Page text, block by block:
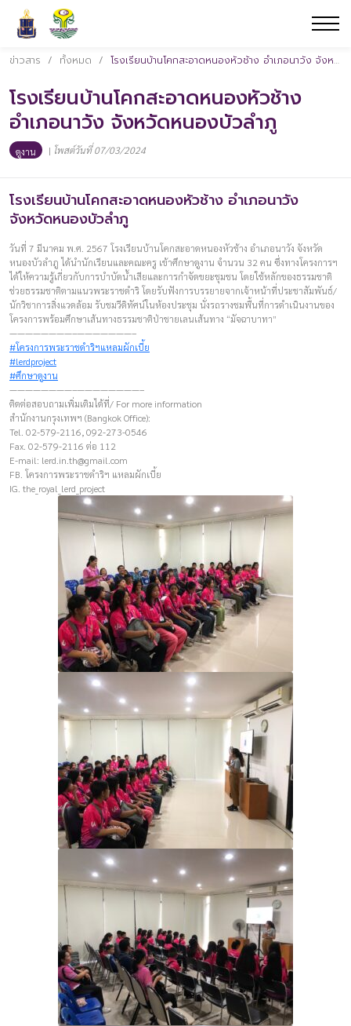
ข่าวสาร / ทั้งหมด / โรงเรียนบ้านโคกสะอาดหนองหัวช้าง อำเภอนาวัง จังหวัดหนองบัวลำภู
โรงเรียนบ้านโคกสะอาดหนองหัวช้าง
อำเภอนาวัง จังหวัดหนองบัวลำภู
ดูงาน | โพสต์วันที่ 07/03/2024
โรงเรียนบ้านโคกสะอาดหนองหัวช้าง อำเภอนาวัง
จังหวัดหนองบัวลำภู
วันที่ 7 มีนาคม พ.ศ. 2567 โรงเรียนบ้านโคกสะอาดหนองหัวช้าง อำเภอนาวัง จังหวัด
หนองบัวลำภู ได้นำนักเรียนและคณะครู เข้าศึกษาดูงาน จำนวน 32 คน ซึ่งทางโครงการฯ
ได้ให้ความรู้เกี่ยวกับการบำบัดน้ำเสียและการกำจัดขยะชุมชน โดยใช้หลักของธรรมชาติ
ช่วยธรรมชาติตามแนวพระราชดำริ โดยรับฟังการบรรยายจากเจ้าหน้าที่ประชาสัมพันธ์/
นักวิชาการสิ่งแวดล้อม รับชมวีดิทัศน์ในห้องประชุม นั่งรถรางชมพื้นที่การดำเนินงานของ
โครงการพร้อมศึกษาเส้นทางธรรมชาติป่าชายเลนเส้นทาง “มัจฉาบาทา”
————————–———————–
#โครงการพระราชดำริฯแหลมผักเบี้ย
#lerdproject
#ศึกษาดูงาน
————————–————————–
ติดต่อสอบถามเพิ่มเติมได้ที่/ For more information
สำนักงานกรุงเทพฯ (Bangkok Office):
Tel. 02-579-2116, 092-273-0546
Fax. 02-579-2116 ต่อ 112
E-mail: lerd.in.th@gmail.com
FB. โครงการพระราชดำริฯ แหลมผักเบี้ย
IG. the_royal_lerd_project